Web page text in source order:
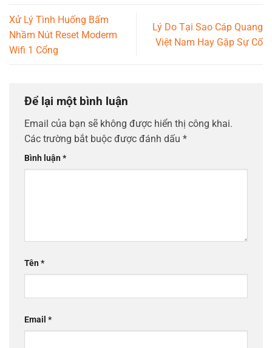
Xử Lý Tình Huống Bấm
Nhầm Nút Reset Moderm
Wifi 1 Cổng
Lý Do Tại Sao Cáp Quang
Việt Nam Hay Gặp Sự Cố
Để lại một bình luận
Email của bạn sẽ không được hiển thị công khai.
Các trường bắt buộc được đánh dấu *
Bình luận*
Tên*
Email *